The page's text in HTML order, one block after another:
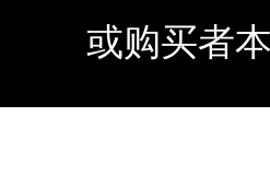
或购买者